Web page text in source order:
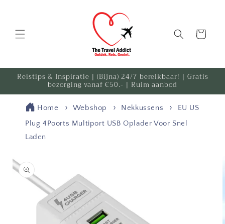
Winkelwagen
Reistips & Inspiratie | (Bijna) 24/7 bereikbaar! | Gratis
bezorging vanaf €50.- | Ruim aanbod
Home Webshop Nekkussens
EU US
Plug 4Poorts Multiport USB Oplader Voor Snel
Laden
direct naar